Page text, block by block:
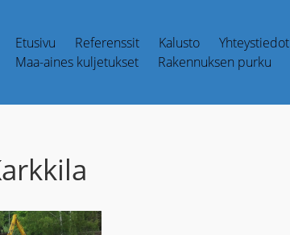
Etusivu Referenssit Kalusto
Yhteystiedot
Maa-aines kuljetukset
Rakennuksen purku